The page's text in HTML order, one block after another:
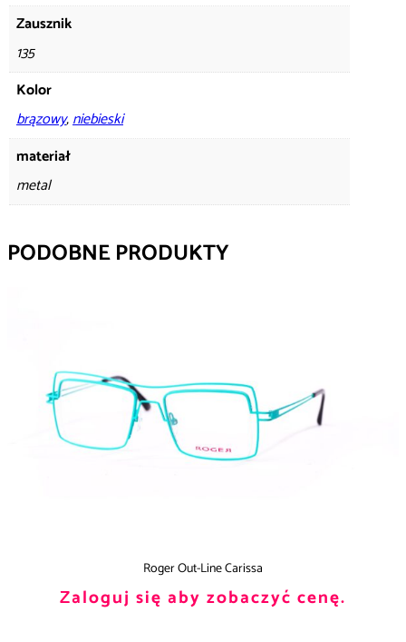
Zausznik
135
Kolor
brązowy,niebieski
materiał
metal
PODOBNE PRODUKTY
Roger Out-Line Carissa
Zaloguj się aby zobaczyć cenę.